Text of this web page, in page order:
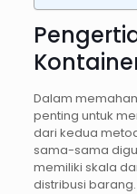
Dalam
penting untuk
dari kedua
sama-sama
memiliki skala
distribusi barang.